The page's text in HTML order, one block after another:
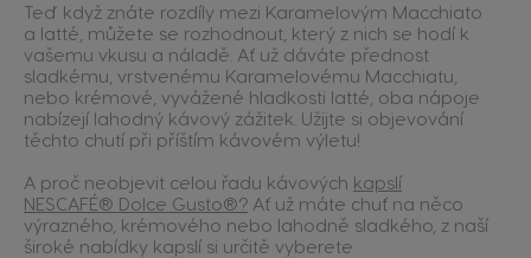
Teď když znáte rozdíly mezi Karamelovým Macchiato
a latté, můžete se rozhodnout, který z nich se hodí k
vašemu vkusu a náladě. Ať už dáváte přednost
sladkému, vrstvenému Karamelovému Macchiatu,
nebo krémové, vyvážené hladkosti latté, oba nápoje
nabízejí lahodný kávový zážitek. Užijte si objevování
těchto chutí při příštím kávovém výletu!
A proč neobjevit celou řadu kávových kapslí
NESCAFÉ® Dolce Gusto®? Ať už máte chuť na něco
výrazného, krémového nebo lahodně sladkého, z naší
široké nabídky kapslí si určitě vyberete